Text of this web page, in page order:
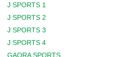
J SPORTS 1
J SPORTS 2
J SPORTS 3
J SPORTS 4
GAORA SPORTS